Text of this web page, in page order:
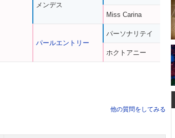
メンデス
パールエントリー
Miss Carina
パーソナリテイ
ホクトアニー
他の質問をしてみる